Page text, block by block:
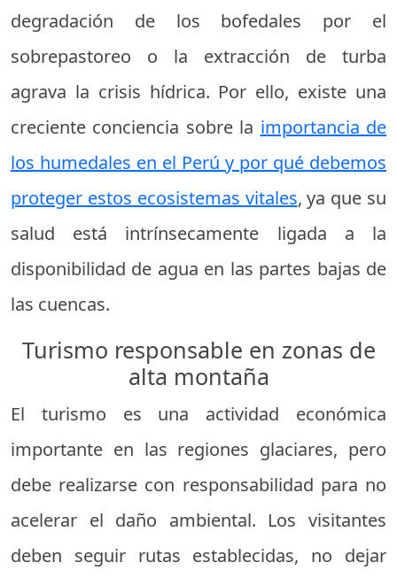
degradación de los bofedales por el
sobrepastoreo o la extracción de turba
agrava la crisis hídrica. Por ello, existe una
creciente conciencia sobre la importancia de
los humedales en el Perú y por qué debemos
proteger estos ecosistemas vitales, ya que su
salud está intrínsecamente ligada a la
disponibilidad de agua en las partes bajas de
las cuencas.
Turismo responsable en zonas de
alta montaña
El turismo es una actividad económica
importante en las regiones glaciares, pero
debe realizarse con responsabilidad para no
acelerar el daño ambiental. Los visitantes
deben seguir rutas establecidas, no dejar